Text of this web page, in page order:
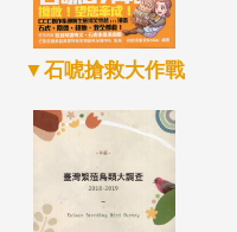
▼石唬搶救大作戰